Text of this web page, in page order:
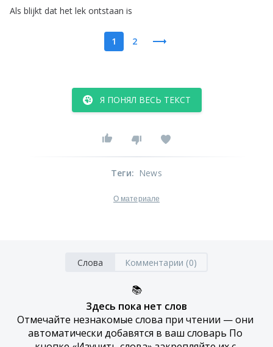
Als blijkt dat het lek ontstaan is
1 2
Я ПОНЯЛ ВЕСЬ ТЕКСТ
Теги: News
О материале
Слова Комментарии (0)
📚
Здесь пока нет слов
Отмечайте незнакомые слова при чтении — они
автоматически добавятся в ваш словарь По